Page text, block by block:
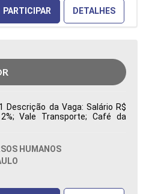
PARTICIPAR DETALHES
Descrição da Vaga: Salário R$
Vale Transporte; Café da
Osasco, SP, Brasil Área de
Formação Acadêmica:
HUMANOS